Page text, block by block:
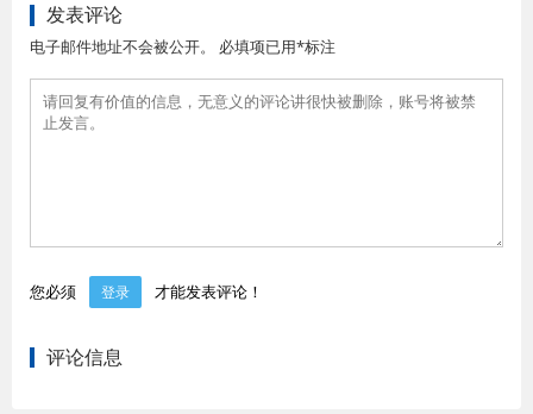
发表评论
电子邮件地址不会被公开。 必填项已用*标注
您必须 登录 才能发表评论！
评论信息